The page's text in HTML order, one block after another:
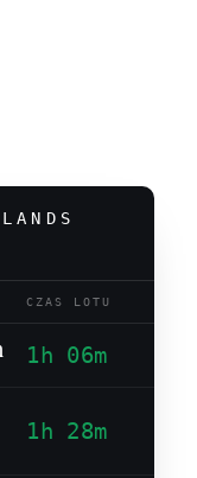
CZAS LOTU
1h 06m
1h 28m